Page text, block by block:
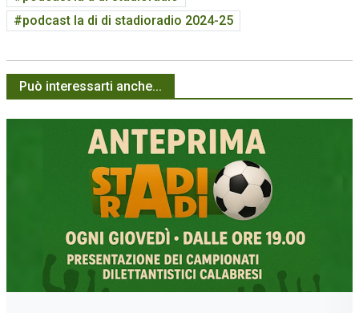
podcast la di di stadioradio 2024-25
Può interessarti anche...